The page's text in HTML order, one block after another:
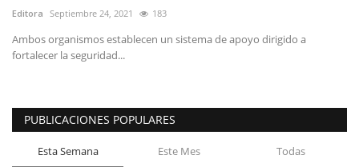
Editora Septiembre 24, 2021 183
Ambos organismos establecen un sistema de apoyo dirigido a
fortalecer la seguridad...
PUBLICACIONES POPULARES
Esta Semana Este Mes Todas